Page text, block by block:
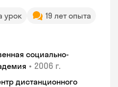
урок
19 лет опыта
социально-
• 2006 г.
дистанционного